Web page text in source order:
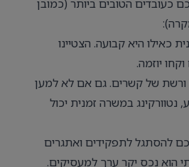
כעובדים הטובים ביותר (כמובן
כאילו היא קבועה. הצטיינו
יוזמה.
ורשת של קשרים. גם אם לא למען
במשרה זמנית יכול
להסתגל לתפקידים ואתגרים
הוא נכס יקר ערך למעסיקים.